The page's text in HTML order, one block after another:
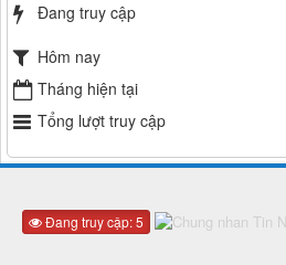
Đang truy cập
Hôm nay
Tháng hiện tại
Tổng lượt truy cập
Đang truy cập: 5